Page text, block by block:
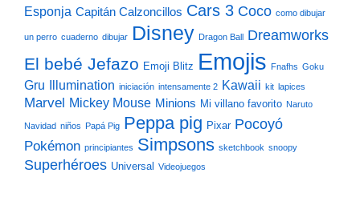
Esponja Capitán Calzoncillos Cars 3 Coco como dibujar
un perro cuaderno dibujar Disney Dragon Ball Dreamworks
El bebé Jefazo Emoji Blitz Emojis Fnafhs Goku
Gru Illumination iniciación intensamente 2 Kawaii kit lapices
Marvel Mickey Mouse Minions Mi villano favorito Naruto
Navidad niños Papá Pig Peppa pig Pixar Pocoyó
Pokémon principiantes Simpsons sketchbook snoopy
Superhéroes Universal Videojuegos